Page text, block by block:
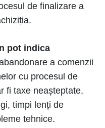
de finalizare a
pot indica
a comenzii
cu procesul de
fi taxe neașteptate,
timpi lenți de
tehnice.